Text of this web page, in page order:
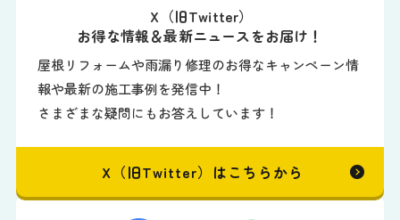
X（旧Twitter）
お得な情報＆最新ニュースをお届け！
屋根リフォームや雨漏り修理のお得なキャンペーン情
報や最新の施工事例を発信中！
さまざまな疑問にもお答えしています！
X（旧Twitter）はこちらから